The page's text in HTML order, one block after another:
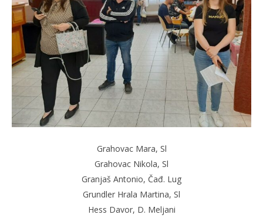
Grahovac Mara, Sl
Grahovac Nikola, Sl
Granjaš Antonio, Čađ. Lug
Grundler Hrala Martina, Sl
Hess Davor, D. Meljani